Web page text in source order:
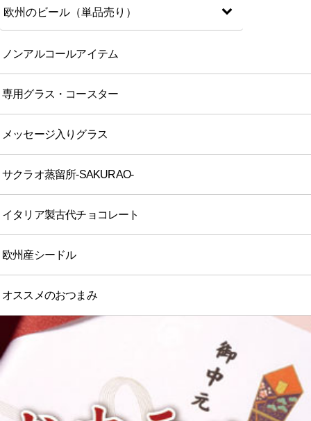
欧州のビール（単品売り）
ノンアルコールアイテム
専用グラス・コースター
メッセージ入りグラス
サクラオ蒸留所-SAKURAO-
イタリア製古代チョコレート
欧州産シードル
オススメのおつまみ